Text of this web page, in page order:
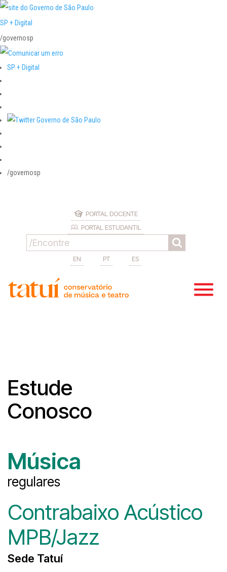
SP + Digital
/governosp
SP + Digital
/governosp
PORTAL DOCENTE
PORTAL ESTUDANTIL
EN PT ES
Estude
Conosco
Música
regulares
Contrabaixo Acústico
MPB/Jazz
Sede Tatuí